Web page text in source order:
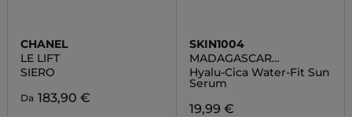
CHANEL
LE LIFT
SIERO
Da 183,90 €
SKIN1004
MADAGASCAR
CENTELLA
Hyalu-Cica Water-Fit Sun
Serum
19,99 €